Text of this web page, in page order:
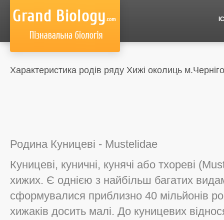
Характеристика родів ряду Хижі околиць
Родина Куницеві - Mustelidae
Куницеві, куничні, кунячі або тхореві
хижих. Є однією з найбільш багатих
сформувалися приблизно 40 мільйонів
хижаків досить малі. До куницевих